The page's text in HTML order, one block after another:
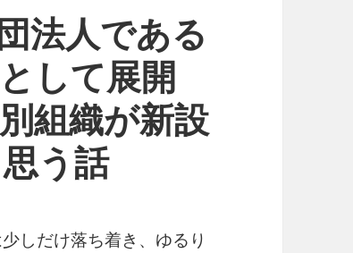
法人である
して展開
組織が新設
う話
しだけ落ち着き、ゆるり